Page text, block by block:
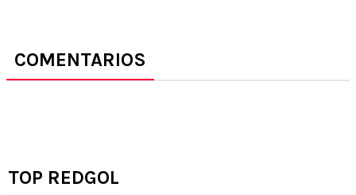
COMENTARIOS
TOP REDGOL